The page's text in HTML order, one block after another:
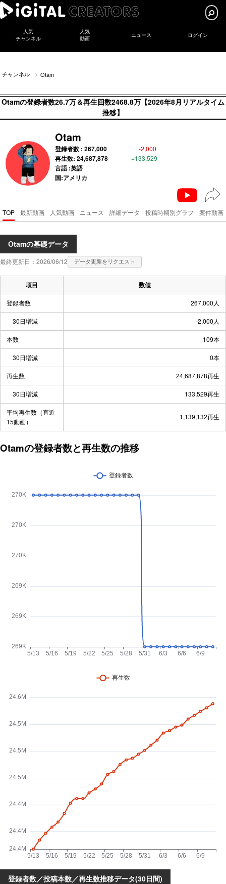
人気
チャンネル
人気
動画
ニュース ログイン
チャンネル Otam
Otamの登録者数26.7万＆再生回数2468.8万【2026年8月リアルタイム
推移】
Otam
登録者数 : 267,000 -2,000
再生数: 24,687,878 +133,529
言語 :英語
国:アメリカ
TOP 最新動画 人気動画 ニュース 詳細データ 投稿時期別グラフ 案件動画
Otamの基礎データ
最終更新日：2026/06/12 データ更新をリクエスト
項目 数値
登録者数 267,000人
30日増減 -2,000人
本数 109本
30日増減 0本
再生数 24,687,878再生
30日増減 133,529再生
平均再生数（直近
15動画）
1,139,132再生
Otamの登録者数と再生数の推移
登録者数／投稿本数／再生数推移データ(30日間)